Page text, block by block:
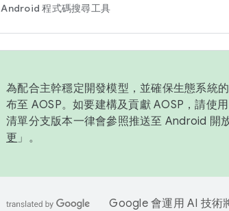
Android 程式碼搜尋工具
為配合主幹穩定開發模型，並確保生態系統
布至 AOSP。如要建構及貢獻 AOSP，請使用
清單分支版本一律會參照推送至 Android 開
更 」。
Google 會運用 AI 技術